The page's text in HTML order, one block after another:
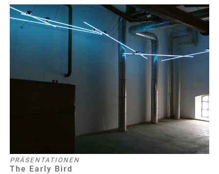
PRÄSENTATIONEN
The Early Bird